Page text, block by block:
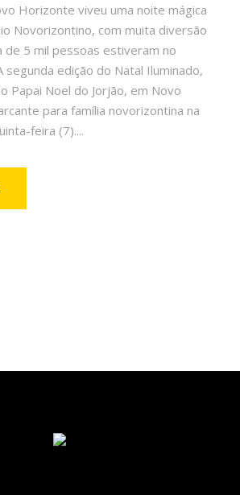
Horizonte viveu uma noite mágica
Novorizontino, com muita diversão
de 5 mil pessoas estiveram no
segunda edição do Natal Iluminado,
Papai Noel do Jorjão, em Novo
para família novorizontina na
feira (7)....